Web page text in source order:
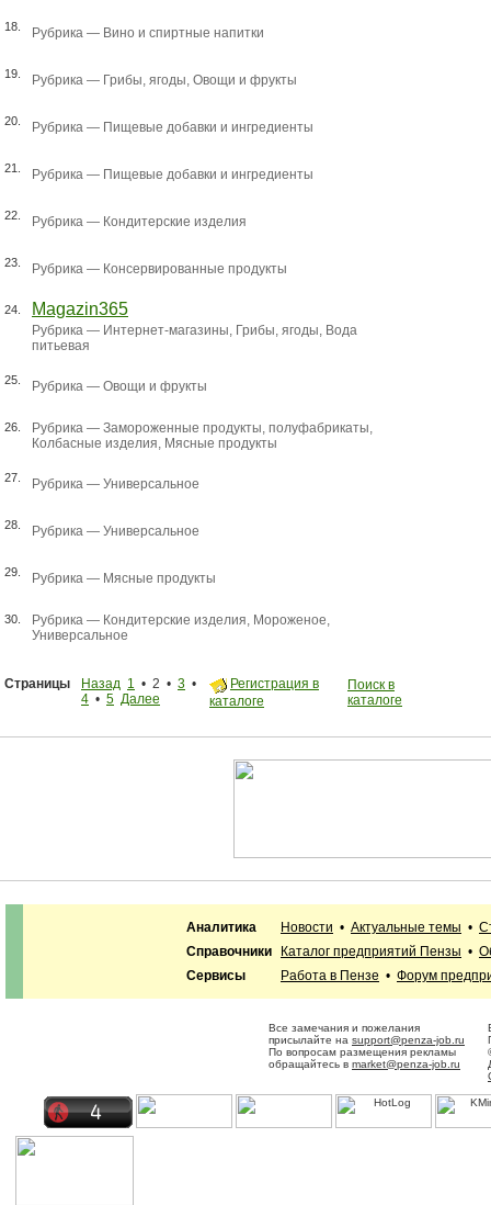
18. Рубрика — Вино и спиртные напитки
19. Рубрика — Грибы, ягоды, Овощи и фрукты
20. Рубрика — Пищевые добавки и ингредиенты
21. Рубрика — Пищевые добавки и ингредиенты
22. Рубрика — Кондитерские изделия
23. Рубрика — Консервированные продукты
24. Magazin365
Рубрика — Интернет-магазины, Грибы, ягоды, Вода
питьевая
25. Рубрика — Овощи и фрукты
26. Рубрика — Замороженные продукты, полуфабрикаты,
Колбасные изделия, Мясные продукты
27. Рубрика — Универсальное
28. Рубрика — Универсальное
29. Рубрика — Мясные продукты
30. Рубрика — Кондитерские изделия, Мороженое,
Универсальное
Страницы Назад 1 • 2 • 3 •
4 • 5 Далее
Регистрация в
каталоге
Поиск в
каталоге
Аналитика Новости • Актуальные темы •
Справочники
Каталог предприятий Пензы •
Сервисы
Работа в Пензе • Форум
Все замечания и пожелания
присылайте на support@penza-job.ru
По вопросам размещения рекламы
обращайтесь в market@penza-job.ru